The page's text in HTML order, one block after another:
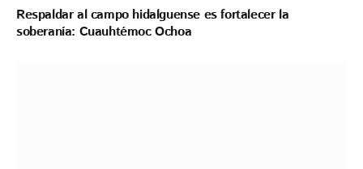
Respaldar al campo hidalguense es fortalecer la
soberanía: Cuauhtémoc Ochoa